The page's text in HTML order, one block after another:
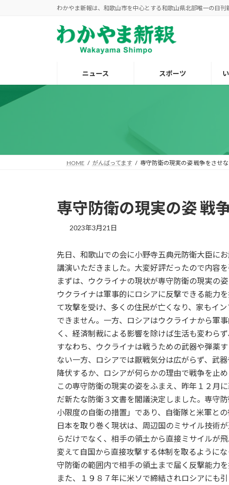
キ
に
わかやま新報は、和歌山市を中心とする和歌山県北部唯一の日刊
ニュース スポーツ
HOME がんばってます 専守防衛の現実の姿 戦争をさせ
専守防衛の現実の姿 戦
2023年3月21日
先日、和歌山での会に小野寺五典元防衛大臣に
講演いただきました。大変好評だったので内容
まずは、ウクライナの現状が専守防衛の現実の姿
ウクライナは軍事的にロシアに反撃できる能力
て攻撃を受け、多くの住民が亡くなり、家もイ
できません。一方、ロシアはウクライナから軍
く、経済制裁による影響を除けば生活も変わらず
すなわち、ウクライナは戦うための武器や弾薬
ない一方、ロシアでは厭戦気分は広がらず、武
降伏するか、ロシアが何らかの理由で戦争を止
この専守防衛の現実の姿をふまえ、昨年１２月
だ新たな防衛３文書を閣議決定しました。専守
小限度の自衛の措置」であり、自衛隊と米軍と
日本を取り巻く現状は、周辺国のミサイル技術
らだけでなく、相手の領土から直接ミサイルが
変えて自国から直接攻撃する体制を取るように
守防衛の範囲内で相手の領土まで届く反撃能力
また、１９８７年に米ソで締結されロシアにも